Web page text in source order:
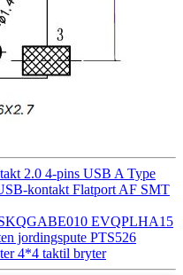
2.0 4-pins USB A Type
kontakt Flatport AF SMT
EVQPLHA15
jordingspute PTS526
4*4 taktil bryter